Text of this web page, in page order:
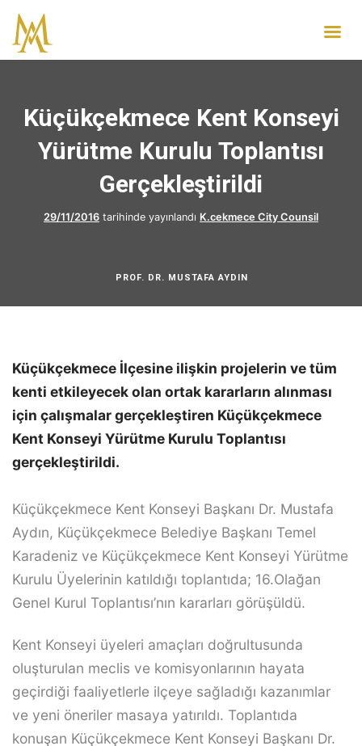
Küçükçekmece Kent Konseyi
Yürütme Kurulu Toplantısı
Gerçekleştirildi
29/11/2016 tarihinde yayınlandı K.cekmece City Counsil
PROF. DR. MUSTAFA AYDIN
Küçükçekmece İlçesine ilişkin projelerin ve tüm
kenti etkileyecek olan ortak kararların alınması
için çalışmalar gerçekleştiren Küçükçekmece
Kent Konseyi Yürütme Kurulu Toplantısı
gerçekleştirildi.
Küçükçekmece Kent Konseyi Başkanı Dr. Mustafa
Aydın, Küçükçekmece Belediye Başkanı Temel
Karadeniz ve Küçükçekmece Kent Konseyi Yürütme
Kurulu Üyelerinin katıldığı toplantıda; 16.Olağan
Genel Kurul Toplantısı’nın kararları görüşüldü.
Kent Konseyi üyeleri amaçları doğrultusunda
oluşturulan meclis ve komisyonlarının hayata
geçirdiği faaliyetlerle ilçeye sağladığı kazanımlar
ve yeni öneriler masaya yatırıldı. Toplantıda
konuşan Küçükçekmece Kent Konseyi Başkanı Dr.